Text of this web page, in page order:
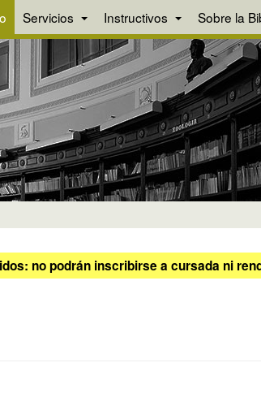
Servicios Instructivos Sobre la
no podrán inscribirse a cursada ni